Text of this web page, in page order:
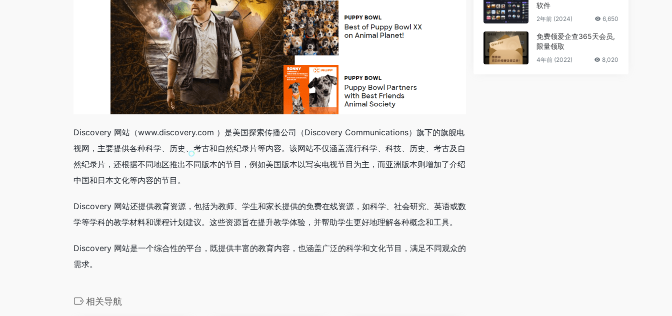
Discovery 网站（www.discovery.com ）是美国探索传播公司（Discovery Communications）旗下的旗舰电
视网，主要提供各种科学、历史、考古和自然纪录片等内容。该网站不仅涵盖流行科学、科技、历史、考古及自
然纪录片，还根据不同地区推出不同版本的节目，例如美国版本以写实电视节目为主，而亚洲版本则增加了介绍
中国和日本文化等内容的节目。
Discovery 网站还提供教育资源，包括为教师、学生和家长提供的免费在线资源，如科学、社会研究、英语或数
学等学科的教学材料和课程计划建议。这些资源旨在提升教学体验，并帮助学生更好地理解各种概念和工具。
Discovery 网站是一个综合性的平台，既提供丰富的教育内容，也涵盖广泛的科学和文化节目，满足不同观众的
需求。
相关导航
软件
2年前 (2024) 6,650
免费领爱企查365天会员,
限量领取
4年前 (2022) 8,020